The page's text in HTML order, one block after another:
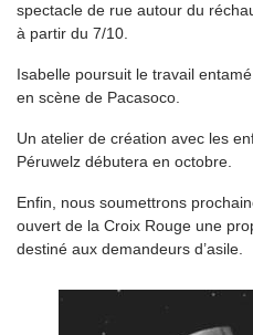
spectacle de rue autour du
à partir du 7/10.
Isabelle poursuit le travail
en scène de Pacasoco.
Un atelier de création avec les
Péruwelz débutera en octobre.
Enfin, nous soumettrons
ouvert de la Croix Rouge une
destiné aux demandeurs d’asile.